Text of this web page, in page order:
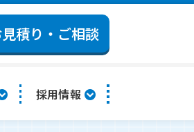
積り・ご相談
採用情報